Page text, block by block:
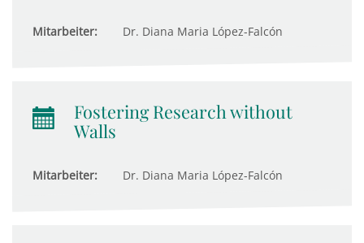
Mitarbeiter: Dr. Diana Maria López-Falcón
Fostering Research without
Walls
Mitarbeiter: Dr. Diana Maria López-Falcón